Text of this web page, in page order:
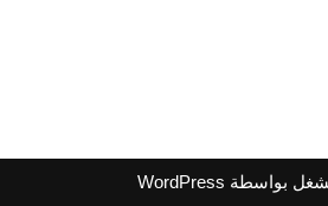
بواسطة WordPress
مراكز التسوق